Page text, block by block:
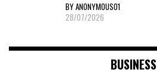
BY ANONYMOUS01
28/07/2026
BUSINESS